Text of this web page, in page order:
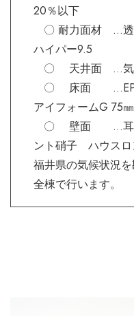
20％以下
〇 耐力面材 …透
ハイパー9.5
〇 天井面 …気
〇 床面 …EPS
アイフォームG 75
〇 壁面 …耳
ント硝子 ハウスロ
福井県の気候状況
全棟で行います。